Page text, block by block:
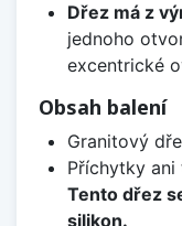
Dřez má z
jednoho
excentrické
Obsah balení
Granitový
Příchytky ani
Tento dřez
silikon.